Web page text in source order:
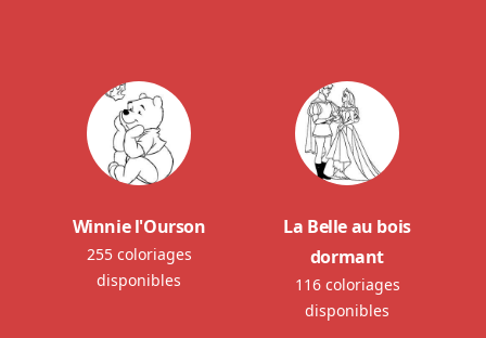
Winnie l'Ourson
255 coloriages
disponibles
La Belle au bois
dormant
116 coloriages
disponibles